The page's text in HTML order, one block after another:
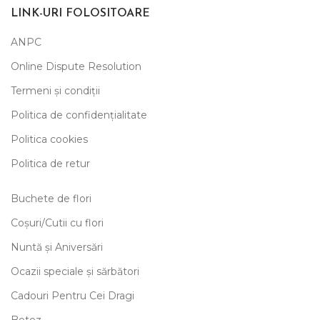
LINK-URI FOLOSITOARE
ANPC
Online Dispute Resolution
Termeni și condiții
Politica de confidențialitate
Politica cookies
Politica de retur
Buchete de flori
Coșuri/Cutii cu flori
Nuntă și Aniversări
Ocazii speciale și sărbători
Cadouri Pentru Cei Dragi